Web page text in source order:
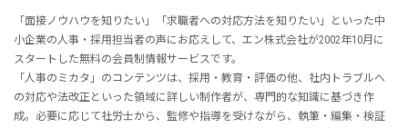
「面接ノウハウを知りたい」「求職者への対応方法を知りたい」といった中
小企業の人事・採用担当者の声にお応えして、エン株式会社が2002年10月に
スタートした無料の会員制情報サービスです。
「人事のミカタ」のコンテンツは、採用・教育・評価の他、社内トラブルへ
の対応や法改正といった領域に詳しい制作者が、専門的な知識に基づき作
成。必要に応じて社労士から、監修や指導を受けながら、執筆・編集・検証